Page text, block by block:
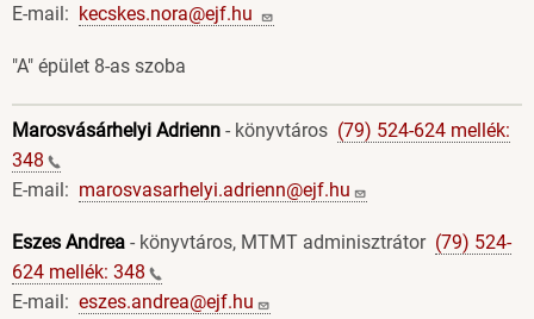
E-mail: kecskes.nora@ejf.hu
"A" épület 8-as szoba
Marosvásárhelyi Adrienn - könyvtáros (79) 524-624 mellék:
348
E-mail: marosvasarhelyi.adrienn@ejf.hu
Eszes Andrea - könyvtáros, MTMT adminisztrátor (79) 524-
624 mellék: 348
E-mail: eszes.andrea@ejf.hu